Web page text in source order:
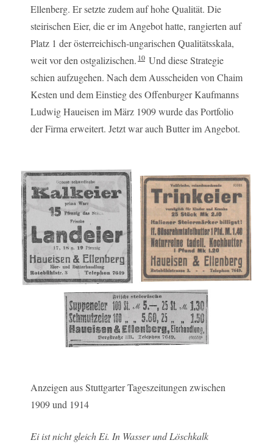
Ellenberg. Er setzte zudem auf hohe Qualität. Die
steirischen Eier, die er im Angebot hatte, rangierten auf
Platz 1 der österreichisch-ungarischen Qualitätsskala,
weit vor den ostgalizischen. 10 Und diese Strategie
schien aufzugehen. Nach dem Ausscheiden von Chaim
Kesten und dem Einstieg des Offenburger Kaufmanns
Ludwig Haueisen im März 1909 wurde das Portfolio
der Firma erweitert. Jetzt war auch Butter im Angebot.
Anzeigen aus Stuttgarter Tageszeitungen zwischen
1909 und 1914
Ei ist nicht gleich Ei. In Wasser und Löschkalk